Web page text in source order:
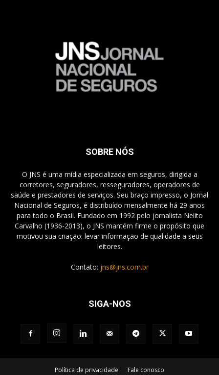
SOBRE NÓS
O JNS é uma mídia especializada em seguros, dirigida a
corretores, seguradores, resseguradores, operadores de
saúde e prestadores de serviços. Seu braço impresso, o Jornal
Nacional de Seguros, é distribuído mensalmente há 29 anos
para todo o Brasil. Fundado em 1992 pelo jornalista Nelito
Carvalho (1936-2013), o JNS mantém firme o propósito que
motivou sua criação: levar informação de qualidade a seus
leitores.
Contato: jns@jns.com.br
SIGA-NOS
Política de privacidade Fale conosco